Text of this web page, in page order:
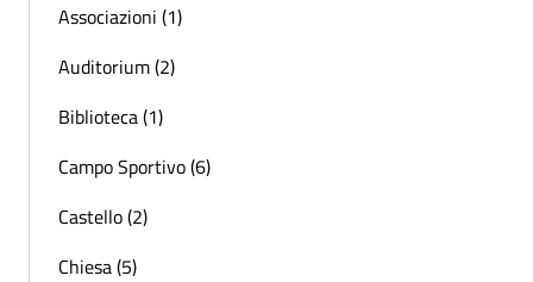
Associazioni (1)
Auditorium (2)
Biblioteca (1)
Campo Sportivo (6)
Castello (2)
Chiesa (5)